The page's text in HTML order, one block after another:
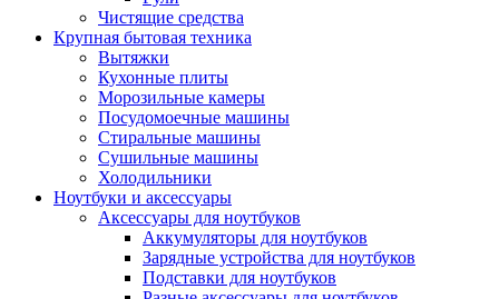
Чистящие средства
Крупная бытовая техника
Вытяжки
Кухонные плиты
Морозильные камеры
Посудомоечные машины
Стиральные машины
Сушильные машины
Холодильники
Ноутбуки и аксессуары
Аксессуары для ноутбуков
Аккумуляторы для ноутбуков
Зарядные устройства для ноутбуков
Подставки для ноутбуков